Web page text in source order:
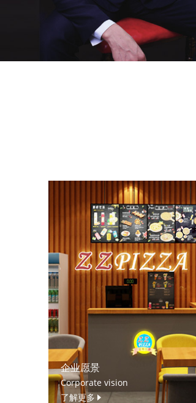
企业愿景
Corporate vision
了解更多